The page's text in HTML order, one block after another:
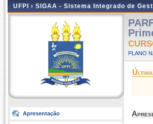
UFPI › SIGAA - Sistema Integrado de
Apresentação
PLANO